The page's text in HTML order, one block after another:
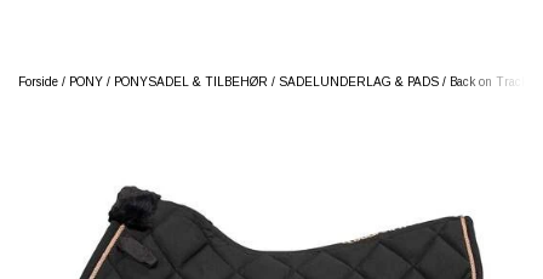
NYHEDER
STRIGLER & TILBEHØR
TIL HESTEPIGER
Forside PONY PONYSADEL & TILBEHØR SADELUNDERLAG & PADS Back on Track